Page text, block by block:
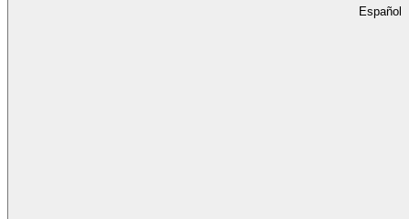
Español